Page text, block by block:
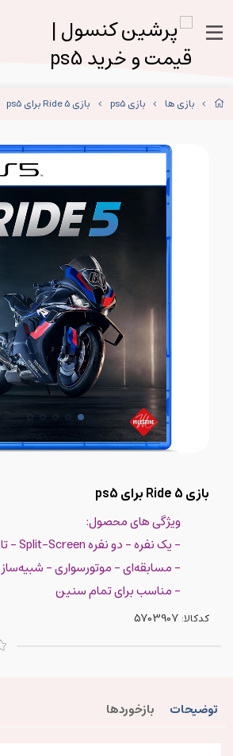
بازی ها بازی ps5 بازی Ride 5 برای ps5
بازی Ride 5 برای ps5
ویژگی های محصول:
- یک نفره - دو نفره Split-Screen - تا ۲۰ نفر آنلاین
- مسابقه‌ای - موتورسواری - شبیه‌ساز
- مناسب برای تمام سنین
کدکالا:
توضیحات بازخوردها